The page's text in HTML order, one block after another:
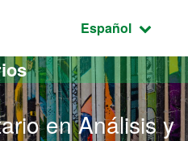
Idioma
Español
en Análisis y